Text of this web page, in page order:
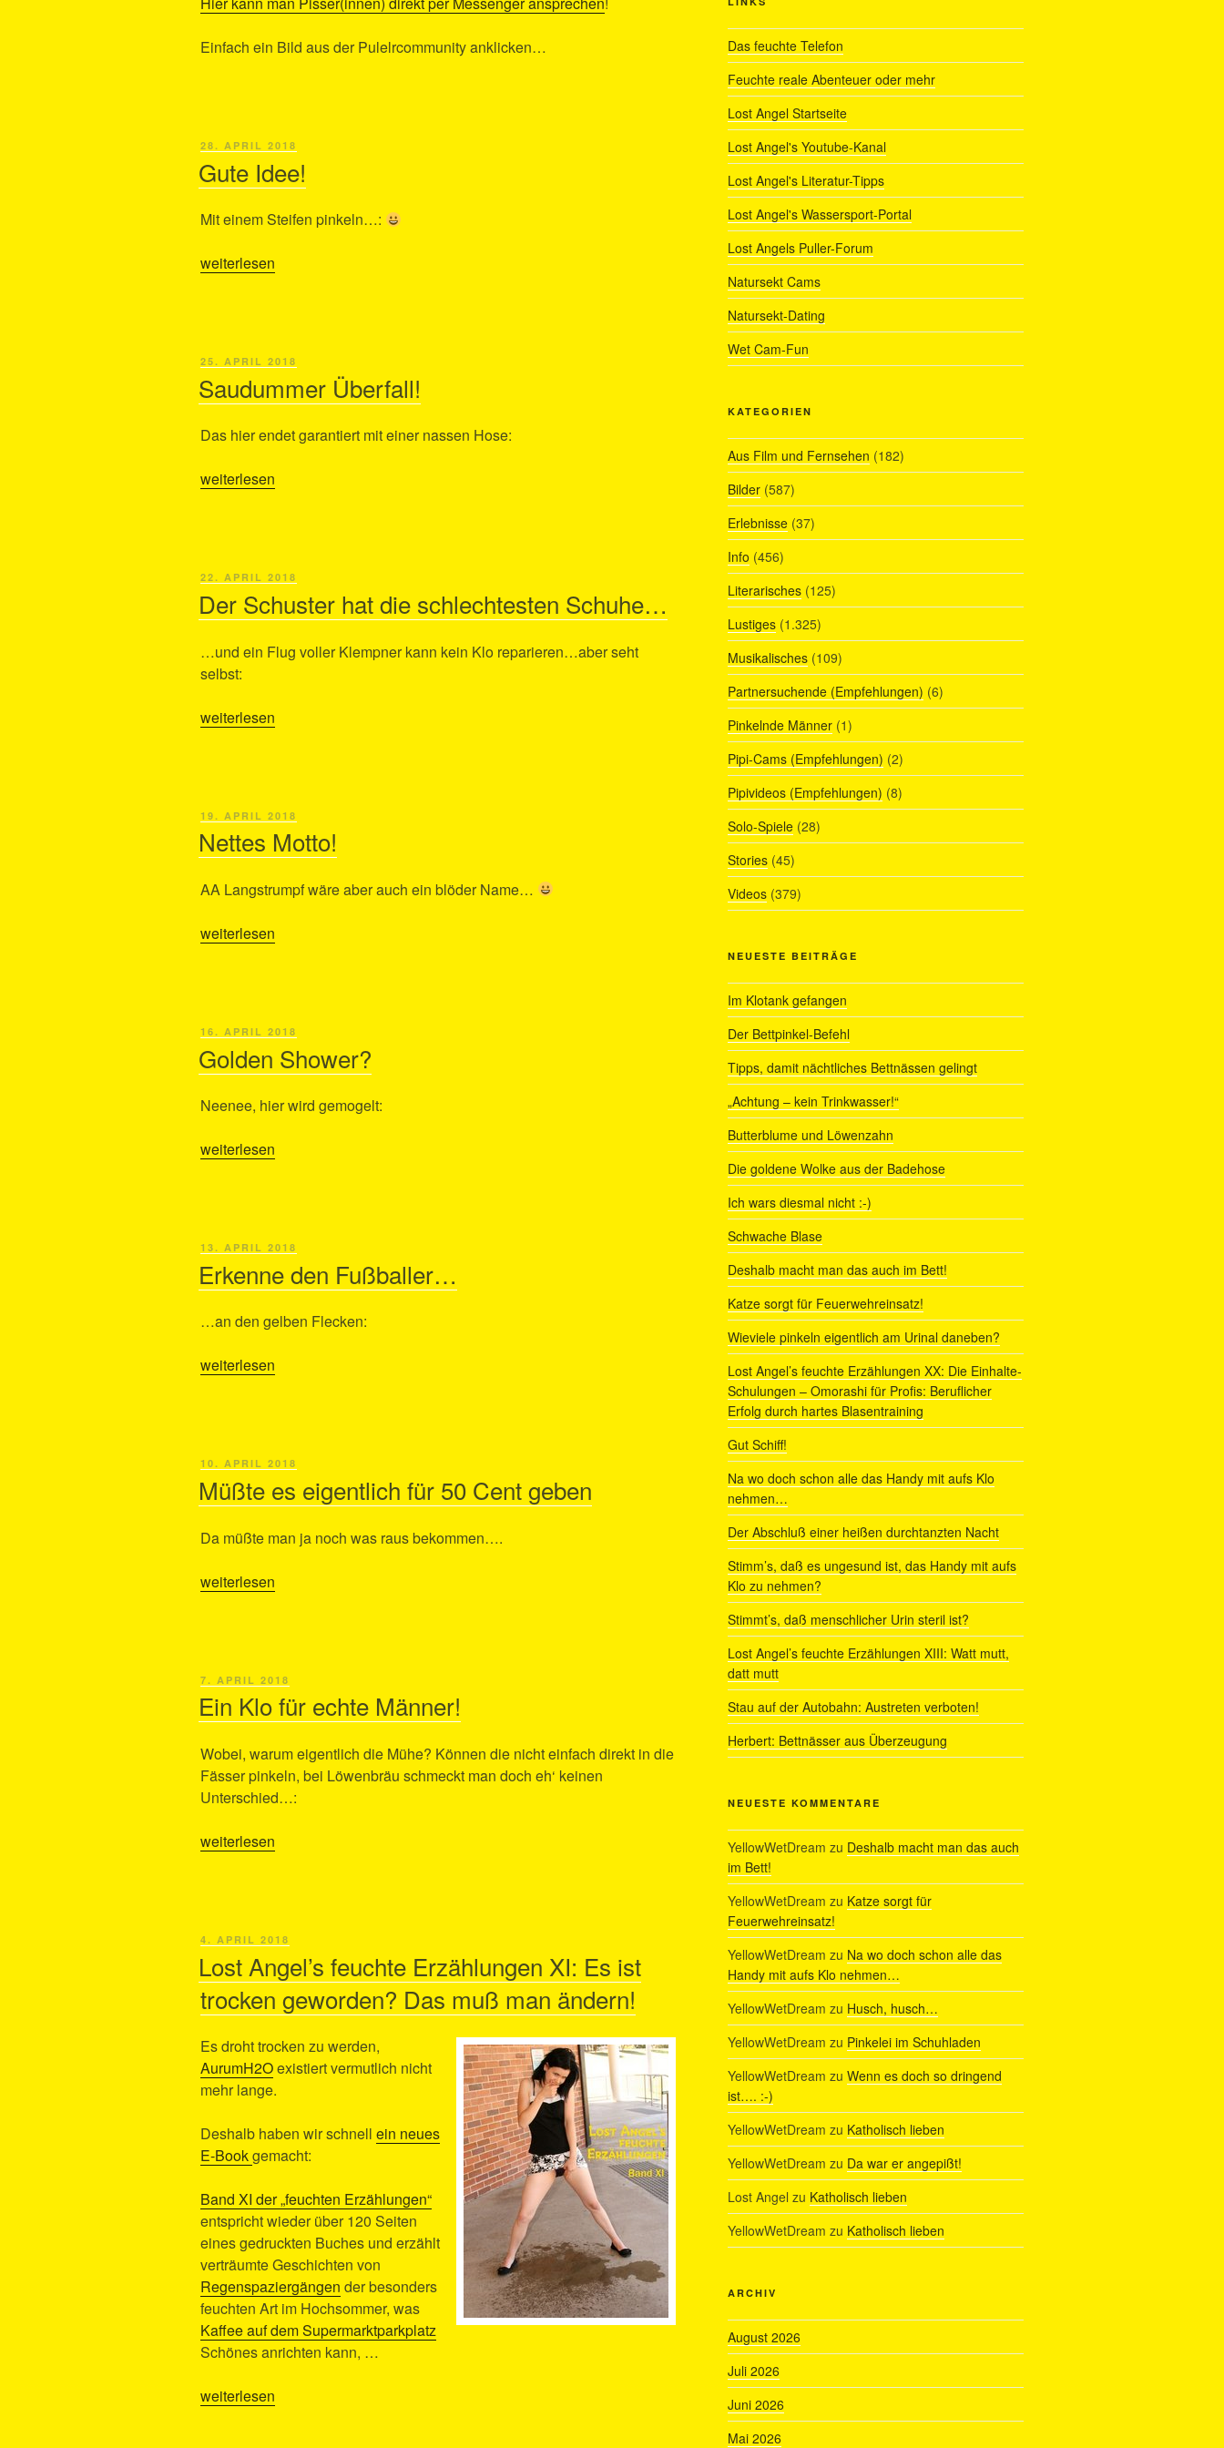
Einfach ein Bild aus der Pulelrcommunity anklicken…
VERÖFFENTLICHT
28. APRIL 2018
Gute Idee!
Mit einem Steifen pinkeln…:
„Gute
weiterlesen
VERÖFFENTLICHT
25. APRIL 2018
Saudummer Überfall!
Das hier endet garantiert mit einer nassen Hose:
„Saudummer
weiterlesen
VERÖFFENTLICHT
22. APRIL 2018
Der Schuster hat die schlechtesten Schuhe…
…und ein Flug voller Klempner kann kein Klo reparieren…aber seht
selbst:
„Der
Schuhe…“
weiterlesen
VERÖFFENTLICHT
19. APRIL 2018
Nettes Motto!
AA Langstrumpf wäre aber auch ein blöder Name…
„Nettes
weiterlesen
VERÖFFENTLICHT
16. APRIL 2018
Golden Shower?
Neenee, hier wird gemogelt:
„Golden
weiterlesen
VERÖFFENTLICHT
13. APRIL 2018
Erkenne den Fußballer…
…an den gelben Flecken:
„Erkenne
weiterlesen
VERÖFFENTLICHT
10. APRIL 2018
Müßte es eigentlich für 50 Cent geben
Da müßte man ja noch was raus bekommen….
„Müßte
Cent
geben“
weiterlesen
VERÖFFENTLICHT
7. APRIL 2018
Ein Klo für echte Männer!
Wobei, warum eigentlich die Mühe? Können die nicht einfach direkt in die
Fässer pinkeln, bei Löwenbräu schmeckt man doch eh‘ keinen
Unterschied…:
„Ein
weiterlesen
VERÖFFENTLICHT
4. APRIL 2018
Lost Angel’s feuchte Erzählungen XI: Es ist
trocken geworden? Das muß man ändern!
Es droht trocken zu werden,
AurumH2Oexistiert vermutlich nicht
mehr lange.
Deshalb haben wir schnell ein neues
E-Bookgemacht:
Band XI der „feuchten Erzählungen“
entspricht wieder über 120 Seiten
eines gedruckten Buches und erzählt
verträumte Geschichten von
Regenspaziergängen der besonders
feuchten Art im Hochsommer, was
Kaffee auf dem Supermarktparkplatz
Schönes anrichten kann, …
„Lost
weiterlesen
Das feuchte Telefon
Feuchte reale Abenteuer oder mehr
Lost Angel Startseite
Lost Angel's Youtube-Kanal
Lost Angel's Literatur-Tipps
Lost Angel's Wassersport-Portal
Lost Angels Puller-Forum
Natursekt Cams
Natursekt-Dating
Wet Cam-Fun
KATEGORIEN
Aus Film und Fernsehen (182)
Bilder(587)
Erlebnisse(37)
Info (456)
Literarisches(125)
Lustiges(1.325)
Musikalisches(109)
Partnersuchende (Empfehlungen) (6)
Pinkelnde Männer(1)
Pipi-Cams (Empfehlungen) (2)
Pipivideos (Empfehlungen) (8)
Solo-Spiele(28)
Stories(45)
Videos(379)
NEUESTE BEITRÄGE
Im Klotank gefangen
Der Bettpinkel-Befehl
Tipps, damit nächtliches Bettnässen gelingt
„Achtung – kein Trinkwasser!“
Butterblume und Löwenzahn
Die goldene Wolke aus der Badehose
Ich wars diesmal nicht :-)
Schwache Blase
Deshalb macht man das auch im Bett!
Katze sorgt für Feuerwehreinsatz!
Wieviele pinkeln eigentlich am Urinal daneben?
Lost Angel’s feuchte Erzählungen XX: Die Einhalte-
Schulungen – Omorashi für Profis: Beruflicher
Erfolg durch hartes Blasentraining
Gut Schiff!
Na wo doch schon alle das Handy mit aufs Klo
nehmen…
Der Abschluß einer heißen durchtanzten Nacht
Stimm’s, daß es ungesund ist, das Handy mit aufs
Klo zu nehmen?
Stimmt’s, daß menschlicher Urin steril ist?
Lost Angel’s feuchte Erzählungen XIII: Watt mutt,
datt mutt
Stau auf der Autobahn: Austreten verboten!
Herbert: Bettnässer aus Überzeugung
NEUESTE KOMMENTARE
YellowWetDream zu Deshalb macht man das auch
im Bett!
YellowWetDream zu Katze sorgt für
Feuerwehreinsatz!
YellowWetDream zu Na wo doch schon alle das
Handy mit aufs Klo nehmen…
YellowWetDream zu Husch, husch…
YellowWetDream zu Pinkelei im Schuhladen
YellowWetDream zu Wenn es doch so dringend
ist…. :-)
YellowWetDream zu Katholisch lieben
YellowWetDream zu Da war er angepißt!
Lost Angel zu Katholisch lieben
YellowWetDream zu Katholisch lieben
ARCHIV
August 2026
Juli 2026
Juni 2026
Mai 2026